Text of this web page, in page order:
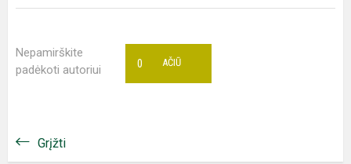
Nepamirškite
padėkoti autoriui
AČIŪ
0
Grįžti